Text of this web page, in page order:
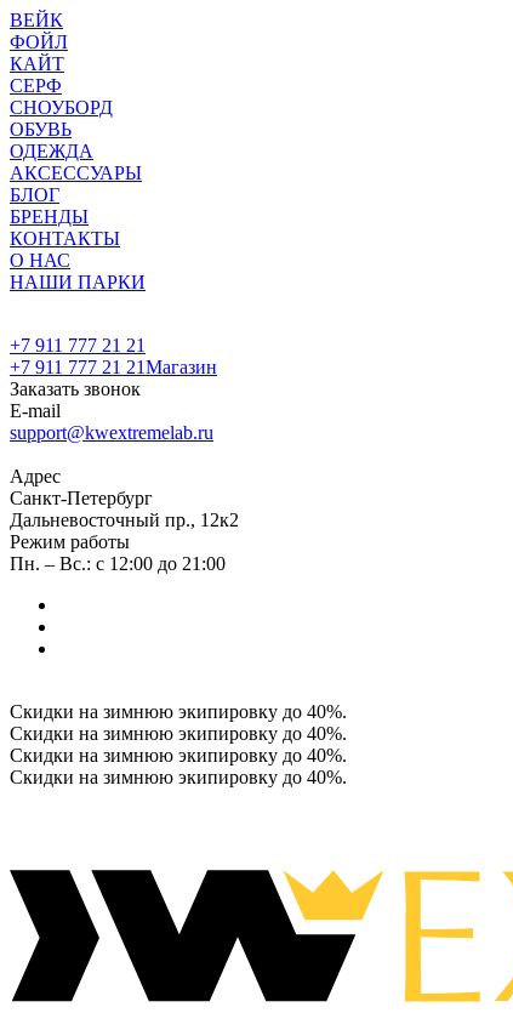
ВЕЙК
ФОЙЛ
КАЙТ
СЕРФ
СНОУБОРД
ОБУВЬ
ОДЕЖДА
АКСЕССУАРЫ
БЛОГ
БРЕНДЫ
КОНТАКТЫ
О НАС
НАШИ ПАРКИ
+7 911 777 21 21
+7 911 777 21 21Магазин
Заказать звонок
E-mail
support@kwextremelab.ru
Адрес
Санкт-Петербург
Дальневосточный пр., 12к2
Режим работы
Пн. – Вс.: с 12:00 до 21:00
Скидки на зимнюю экипировку до 40%.
Скидки на зимнюю экипировку до 40%.
Скидки на зимнюю экипировку до 40%.
Скидки на зимнюю экипировку до 40%.